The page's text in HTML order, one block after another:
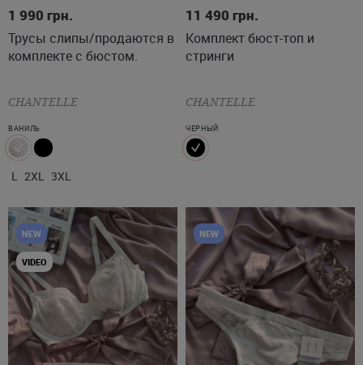
1 990 грн.
Трусы слипы/продаются в
комплекте с бюстом.
CHANTELLE
ВАНИЛЬ
L 2XL 3XL
11 490 грн.
Комплект бюст-топ и
стринги
CHANTELLE
ЧЕРНЫЙ
NEW
VIDEO
NEW